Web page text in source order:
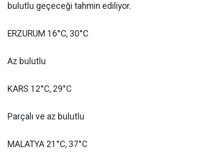
bulutlu geçeceği tahmin ediliyor.
ERZURUM 16°C, 30°C
Az bulutlu
KARS 12°C, 29°C
Parçalı ve az bulutlu
MALATYA 21°C, 37°C